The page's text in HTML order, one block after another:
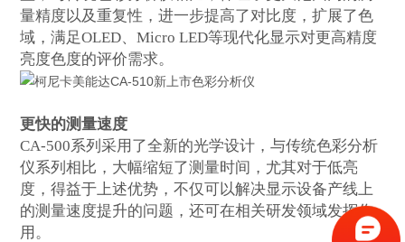
量精度以及重复性，进一步提高了对比度，扩展了色
域，满足OLED、Micro LED等现代化显示对更高精度
亮度色度的评价需求。
更快的测量速度
CA-500系列采用了全新的光学设计，与传统色彩分析
仪系列相比 ， 大幅缩短了测量时间，尤其对于低亮
度，得益于上述优势，不仅可以解决显示设备产线上
的测量速度提升的问题，还可在相关研发领域发挥作
用。